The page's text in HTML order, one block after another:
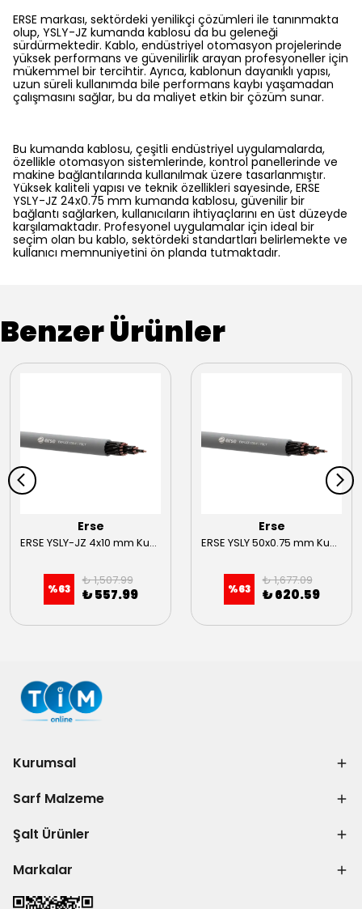
ERSE markası, sektördeki yenilikçi çözümleri ile tanınmakta
olup, YSLY-JZ kumanda kablosu da bu geleneği
sürdürmektedir. Kablo, endüstriyel otomasyon projelerinde
yüksek performans ve güvenilirlik arayan profesyoneller için
mükemmel bir tercihtir. Ayrıca, kablonun dayanıklı yapısı,
uzun süreli kullanımda bile performans kaybı yaşamadan
çalışmasını sağlar, bu da maliyet etkin bir çözüm sunar.
Bu kumanda kablosu, çeşitli endüstriyel uygulamalarda,
özellikle otomasyon sistemlerinde, kontrol panellerinde ve
makine bağlantılarında kullanılmak üzere tasarlanmıştır.
Yüksek kaliteli yapısı ve teknik özellikleri sayesinde, ERSE
YSLY-JZ 24x0.75 mm kumanda kablosu, güvenilir bir
bağlantı sağlarken, kullanıcıların ihtiyaçlarını en üst düzeyde
karşılamaktadır. Profesyonel uygulamalar için ideal bir
seçim olan bu kablo, sektördeki standartları belirlemekte ve
kullanıcı memnuniyetini ön planda tutmaktadır.
Benzer Ürünler
Erse
ERSE YSLY-JZ 4x10 mm Kumanda Kablosu
%63
₺ 1,507.99
₺ 557.99
Erse
ERSE YSLY 50x0.75 mm Kumanda Kablosu
%63
₺ 1,677.09
₺ 620.59
Kurumsal
Sarf Malzeme
Şalt Ürünler
Markalar